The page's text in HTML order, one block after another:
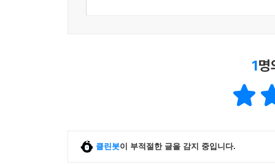
1명
클린봇이 부적절한 글을 감지 중입니다.